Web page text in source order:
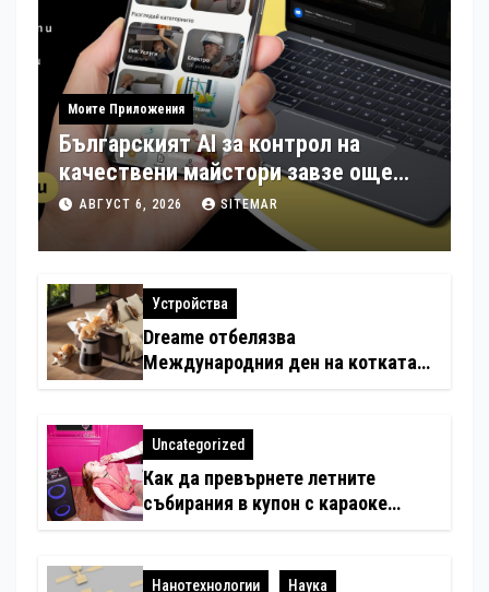
Моите Приложения
Българският AI за контрол на
качествени майстори завзе още
шест страни в Европа
АВГУСТ 6, 2026 SITEMAR
Устройства
Dreame отбелязва
Международния ден на котката
любимци
Uncategorized
Как да превърнете летните
събирания в купон с караоке
Нанотехнологии Наука